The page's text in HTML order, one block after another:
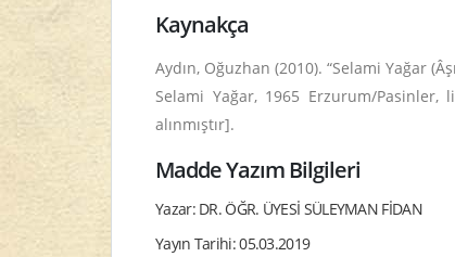
Kaynakça
Aydın, Oğuzhan (2010). “Selami Yağar
Selami Yağar, 1965 Erzurum/Pasinler,
alınmıştır].
Madde Yazım Bilgileri
Yazar: DR. ÖĞR. ÜYESİ SÜLEYMAN FİDAN
Yayın Tarihi: 05.03.2019